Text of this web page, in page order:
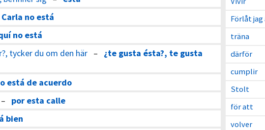
Förlåt jag
träna
därför
cumplir
Stolt
för att
volver
Carla no está
no está
tycker du om den här – ¿te gusta ésta?, te gusta
está de acuerdo
– por esta calle
bien